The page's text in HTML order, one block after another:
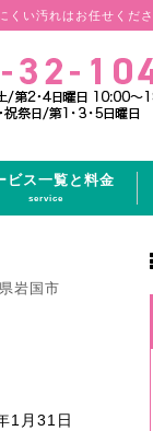
い汚れはお任せくださ
ビス一覧と料金
service
岩国市
1月31日